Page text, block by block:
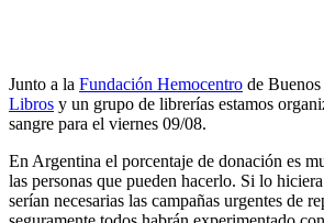
Junto a la Fundación Hemocentro de
Libros y un grupo de librerías estamos
sangre para el viernes 09/08.
En Argentina el porcentaje de donación es
las personas que pueden hacerlo. Si lo
serían necesarias las campañas urgentes de